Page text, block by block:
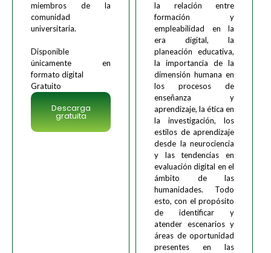
miembros de la
comunidad
universitaria.
Disponible
únicamente en
formato digital
Gratuito
Descarga
gratuita
la relación entre
formación y
empleabilidad en la
era digital, la
planeación educativa,
la importancia de la
dimensión humana en
los procesos de
enseñanza y
aprendizaje, la ética en
la investigación, los
estilos de aprendizaje
desde la neurociencia
y las tendencias en
evaluación digital en el
ámbito de las
humanidades. Todo
esto, con el propósito
de identificar y
atender escenarios y
áreas de oportunidad
presentes en las